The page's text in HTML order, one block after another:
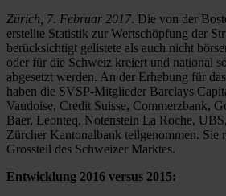
Zürich, 7. Februar 2017. Die von der
erstellte Statistik zur Wertschöpfung der
berücksichtigt gelistete als auch nicht
oder für die Schweiz kreiert und national
abgesetzt werden. An der Erhebung für
haben die SVSP-Mitglieder Barclays
Vaudoise, Credit Suisse, Commerzbank,
Baer, Leonteq, Notenstein La Roche,
Zürcher Kantonalbank teilgenommen. Sie
Grossteil des Schweizer Marktes.
Entwicklung 2016 versus 2015: